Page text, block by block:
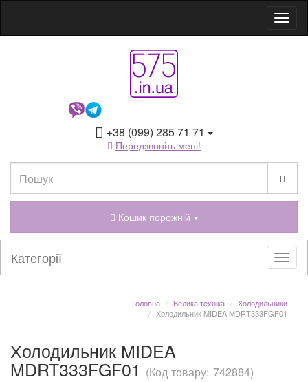
+38 (099) 285 71 71
Передзвоніть мені!
Кошик порожній
Категорії
Головна Велика техніка
Холодильники
Холодильник MIDEA MDRT333FGF01
Холодильник MIDEA
MDRT333FGF01 (Код товару: 742884)